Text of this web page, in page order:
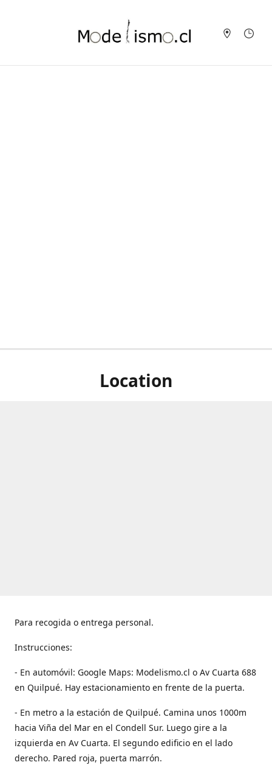
Location
Para recogida o entrega personal.
Instrucciones:
- En automóvil: Google Maps: Modelismo.cl o Av Cuarta 688
en Quilpué. Hay estacionamiento en frente de la puerta.
- En metro a la estación de Quilpué. Camina unos 1000m
hacia Viña del Mar en el Condell Sur. Luego gire a la
izquierda en Av Cuarta. El segundo edificio en el lado
derecho. Pared roja, puerta marrón.